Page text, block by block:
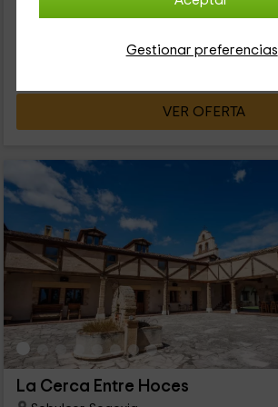
Gestionar preferencias
Reserva inmediata
VER OFERTA
La Cerca Entre Hoces